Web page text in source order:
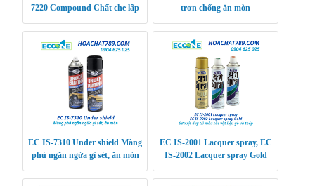
7220 Compound Chất che lấp
trơn chống ăn mòn
EC IS-7310 Under shield Màng
phủ ngăn ngừa gỉ sét, ăn mòn
EC IS-2001 Lacquer spray, EC
IS-2002 Lacquer spray Gold
gỗ và thép